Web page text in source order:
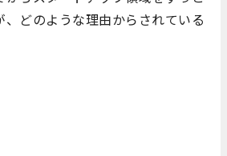
どのような理由からされている